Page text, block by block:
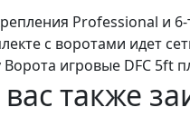
Professional и
с воротами идет
игровые DFC 5ft
также